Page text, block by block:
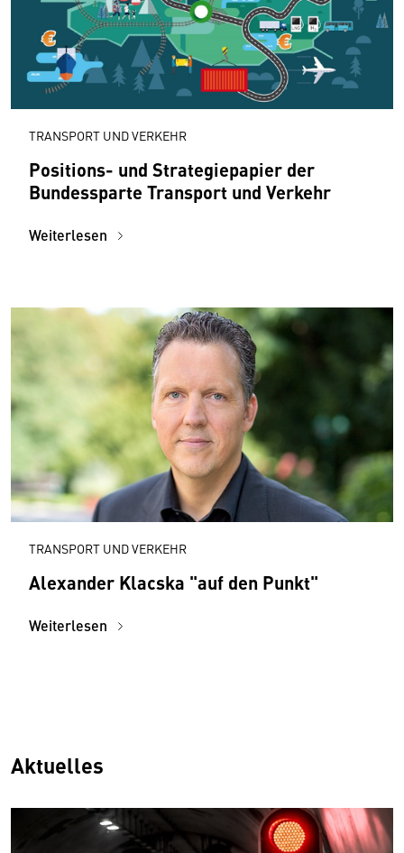
TRANSPORT UND VERKEHR
Positions- und Strategiepapier der
Bundessparte Transport und Verkehr
Weiterlesen
TRANSPORT UND VERKEHR
Alexander Klacska "auf den Punkt"
Weiterlesen
Aktuelles